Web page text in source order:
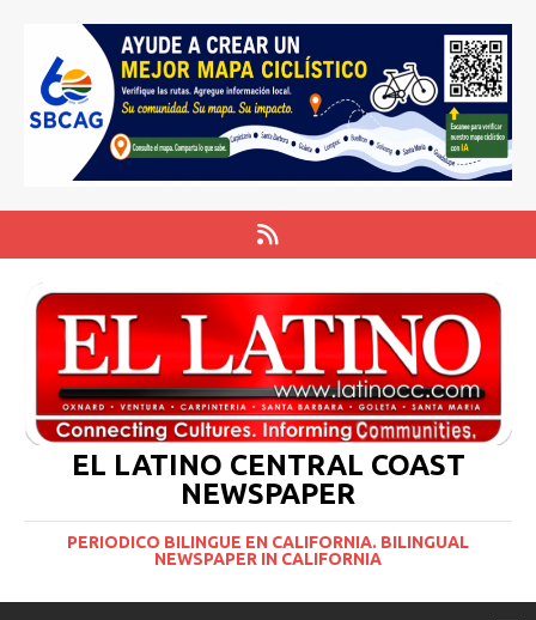
EL LATINO CENTRAL COAST
NEWSPAPER
PERIODICO BILINGUE EN CALIFORNIA. BILINGUAL
NEWSPAPER IN CALIFORNIA